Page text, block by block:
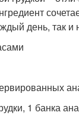
с
день, так и
1 банка